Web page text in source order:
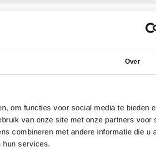
Over
om functies voor social media te bieden
van onze site met onze partners voor
combineren met andere informatie die u
hun services.